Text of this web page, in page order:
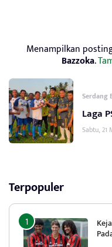
Menampilkan
Bazzoka.
Serdang
Laga
Sabtu, 21
Terpopuler